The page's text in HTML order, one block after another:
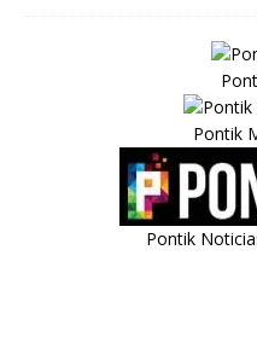
Pontik
Pontik